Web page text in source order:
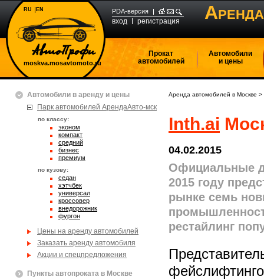
moskva.mosavtomoto.ru
PDA-версия
вход регистрация А
RU EN
Прокат
автомобилей
Автомобили
и цены
Автомобили в аренду и цены
Парк автомобилей АрендаАвто-мск
по классу:
эконом
компакт
средний
бизнес
премиум
по кузову:
седан
хэтчбек
универсал
кроссовер
внедорожник
фургон
Цены на аренду автомобилей
Заказать аренду автомобиля
Акции и спецпредложения
Пункты автопроката в Москве
Аренда автомобилей в Москве >
Inth.ai
04.02.2015
Официальные
2015 году
рынке семь
рестайлинг